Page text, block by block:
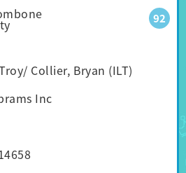
92
Collier, Bryan (ILT)
Inc